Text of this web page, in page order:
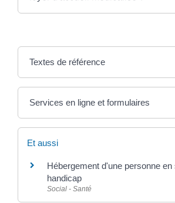
Textes de référence
Services en ligne et formulaires
Et aussi
Hébergement d'une personne en
handicap
Social - Santé